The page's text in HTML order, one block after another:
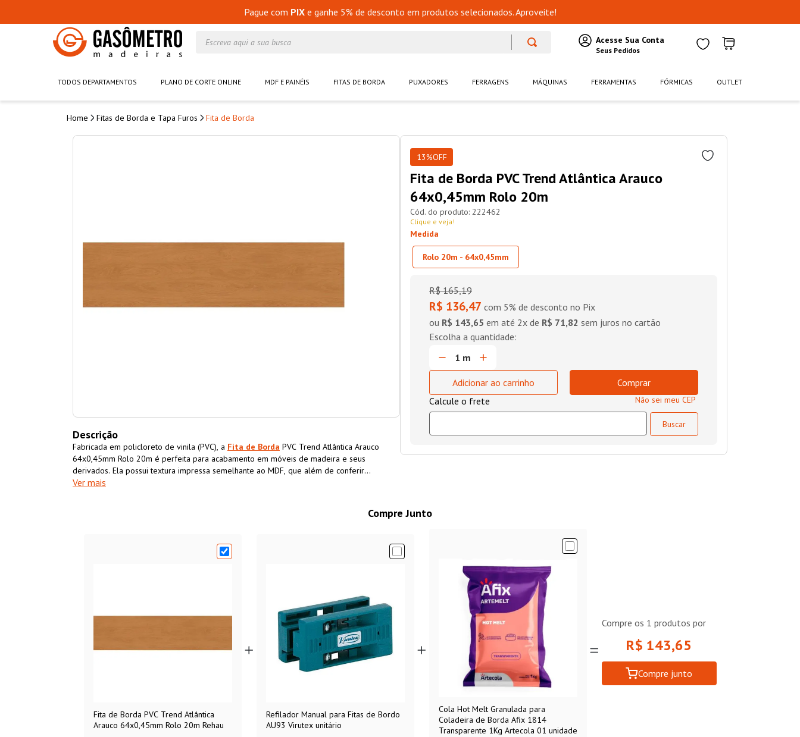
Pague com PIXe ganhe 5% de desconto em produtos selecionados. Aproveite!
TODOS DEPARTAMENTOS PLANO DE CORTE ONLINE MDF E PAINÉIS FITAS DE BORDA PUXADORES FERRAGENS MÁQUINAS FERRAMENTAS FÓRMICAS OUTLET
Fitas de Borda e Tapa Furos Fita de Borda
Descrição
Fabricada em policloreto de vinila (PVC), a Fita de Borda PVC Trend Atlântica Arauco
64x0,45mm Rolo 20m é perfeita para acabamento em móveis de madeira e seus
derivados. Ela possui textura impressa semelhante ao MDF, que além de conferir
acabamento superior ao móvel também impermeabiliza o material, aumentando sua
Ver mais
13%OFF
Fita de Borda PVC Trend Atlântica Arauco
64x0,45mm Rolo 20m
222462
Clique e veja!
Medida
Rolo 20m - 64x0,45mm
R$ 165,19
R$ 136,47 com 5% de desconto no Pix
ou R$ 143,65 em até 2x de R$ 71,82 sem juros no cartão
Adicionar ao carrinho Comprar
Não sei meu CEP
Compre Junto
Fita de Borda PVC Trend Atlântica
Arauco 64x0,45mm Rolo 20m Rehau
Refilador Manual para Fitas de Bordo
AU93 Virutex unitário
Cola Hot Melt Granulada para
Coladeira de Borda Afix 1814
Transparente 1Kg Artecola 01 unidade
Compre os 1 produtos por
R$ 143,65
Compre junto